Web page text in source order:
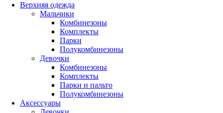
Верхняя одежда
Мальчики
Комбинезоны
Комплекты
Парки
Полукомбинезоны
Девочки
Комбинезоны
Комплекты
Парки и пальто
Полукомбинезоны
Аксессуары